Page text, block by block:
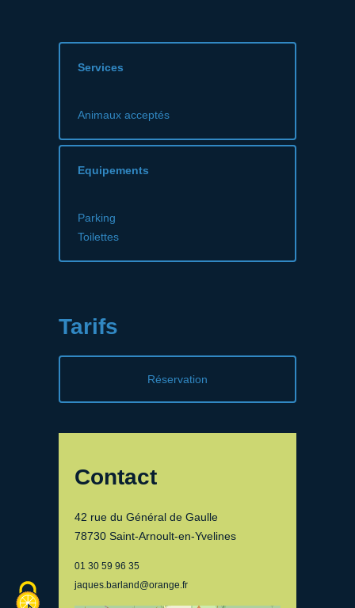
Services
Animaux acceptés
Equipements
Parking
Toilettes
Tarifs
Réservation
Contact
42 rue du Général de Gaulle
78730 Saint-Arnoult-en-Yvelines
01 30 59 96 35
jaques.barland@orange.fr